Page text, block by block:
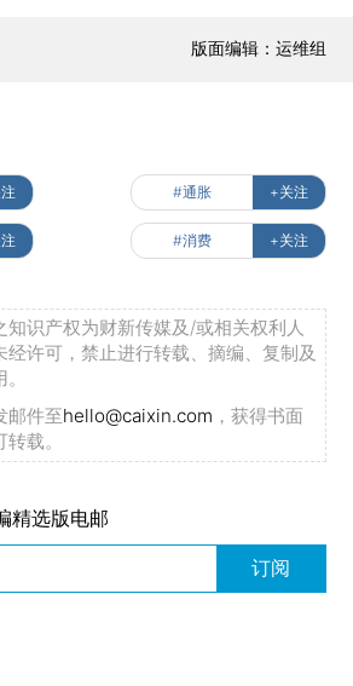
版面编辑：运维组
#通胀 +关注
#消费 +关注
知识产权为财新传媒及/或相关权利人
经许可，禁止进行转载、摘编、复制及
邮件至hello@caixin.com ，获得书面
载。
精选版电邮
订阅